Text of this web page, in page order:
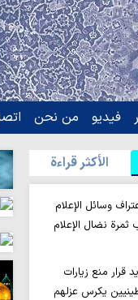
فیدیو من نحن
الأکثر قراءة
وسائل الإعلام
ثمرة نضال الإعلام
قرار منع زيارات
يكرس عزلهم